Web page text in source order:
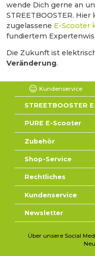
wende Dich gerne an
STREETBOOSTER.
zugelassene E-Scooter
fundiertem
Die Zukunft ist
Veränderung.
Kundenservice
STREETBOOSTER
PURE E-Scooter
Zubehör
Shop-Service
Rechtliches
Kundenservice
Newsletter
Über unsere Social